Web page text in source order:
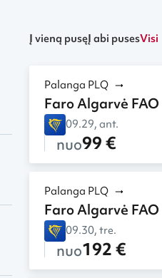
Į vieną pusęĮ abi pusesVisi
Palanga PLQ
Faro Algarvė FAO
09.29, ant.
nuo99 €
Palanga PLQ
Faro Algarvė FAO
09.30, tre.
nuo192 €